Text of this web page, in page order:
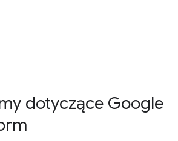
dotyczące Google